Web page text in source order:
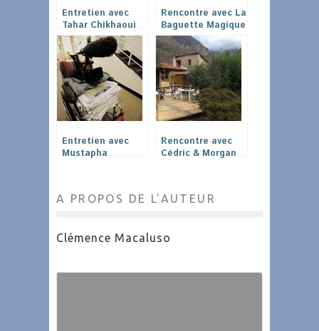
Entretien avec
Tahar Chikhaoui
pour les 3e
Rencontres des
Cinémas Arabes
Rencontre avec La
Baguette Magique
Entretien avec
Mustapha
Rencontre avec
Cédric & Morgan
A PROPOS DE L'AUTEUR
Clémence Macaluso